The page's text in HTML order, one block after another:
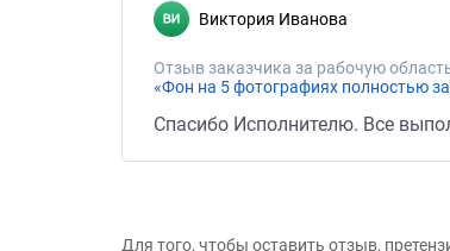
Виктория Иванова
Отзыв заказчика за рабочую
«Фон на 5 фотографиях полностью
Спасибо Исполнителю. Все
Для того, чтобы оставить отзыв,